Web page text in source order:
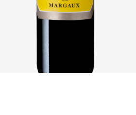
AURORE DE DAUZAC 2021 : CE QUE LES
GRAVES SABLEUSES DE MARGAUX...